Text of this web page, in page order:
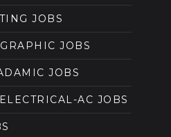
JOBS
JOBS
JOBS
AC JOBS